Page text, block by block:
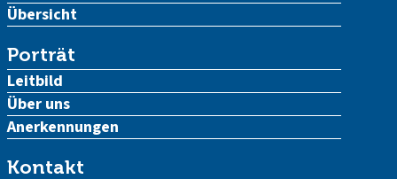
Übersicht
Porträt
Leitbild
Über uns
Anerkennungen
Kontakt